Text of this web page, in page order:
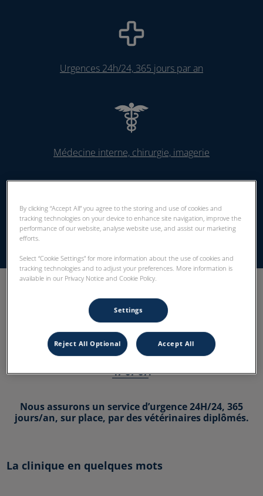
Urgences 24h/24, 365 jours par an
Médecine interne, chirurgie, imagerie
Notre équipe d’auxiliaires spécialisées vétérinaires et
vétérinaires vous accueille,
24h/24 pour le bien être de votre animal de
47 67 67.
Nous assurons un service d’urgence 24H/24, 365
jours/an, sur place, par des vétérinaires diplômés.
La clinique en quelques mots
By clicking “Accept All” you agree to the storing and use of cookies and
tracking technologies on your device to enhance site navigation, improve the
performance of our website, analyse website use, and assist our marketing
efforts.
Select “Cookie Settings” for more information about the use of cookies and
tracking technologies and to adjust your preferences. More information is
available in our Privacy Notice and Cookie Policy.
Settings
Reject All Optional Accept All